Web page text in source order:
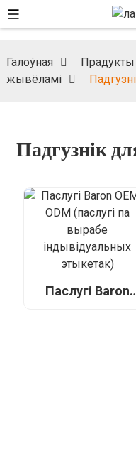
Галоўная Прадукты
жывёламі
Падгузнік
Паслугі Baron